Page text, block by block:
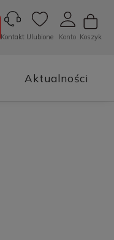
Koszyk
Konto
Ulubione
Kontakt
Aktualności